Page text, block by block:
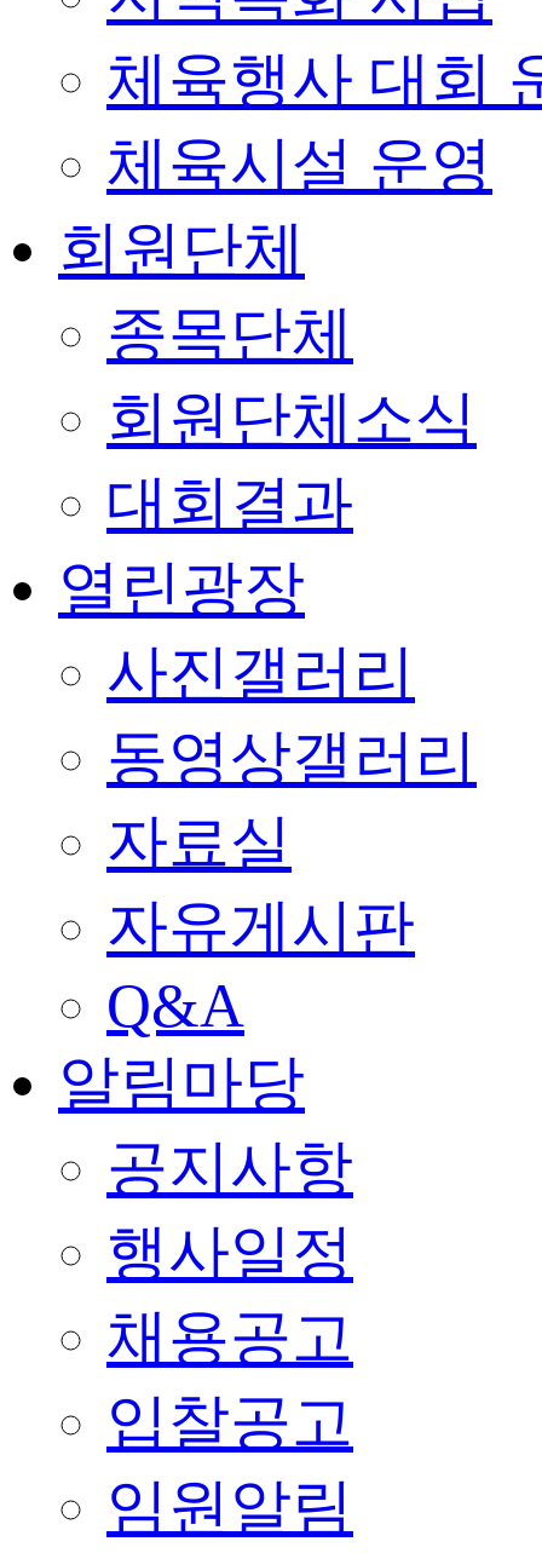
체육행사 대회
체육시설 운영
회원단체
종목단체
회원단체소식
대회결과
열린광장
사진갤러리
동영상갤러리
자료실
자유게시판
Q&A
알림마당
공지사항
행사일정
채용공고
입찰공고
임원알림